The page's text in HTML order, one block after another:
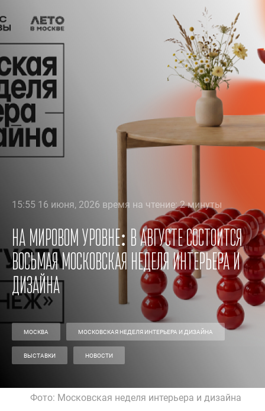
15:55 16 июня, 2026 время на чтение: 2 минуты
На мировом уровне: в августе состоится
восьмая Московская неделя интерьера и
дизайна
МОСКВА МОСКОВСКАЯ НЕДЕЛЯ ИНТЕРЬЕРА И ДИЗАЙНА
ВЫСТАВКИ НОВОСТИ
Фото: Московская неделя интерьера и дизайна